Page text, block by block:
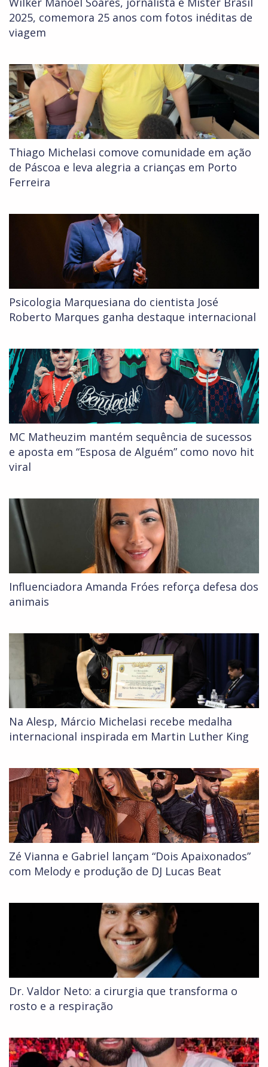
2025, comemora 25 anos com fotos inéditas de
viagem
Thiago Michelasi comove comunidade em ação
de Páscoa e leva alegria a crianças em Porto
Ferreira
Psicologia Marquesiana do cientista José
Roberto Marques ganha destaque internacional
MC Matheuzim mantém sequência de sucessos
e aposta em “Esposa de Alguém” como novo hit
viral
Influenciadora Amanda Fróes reforça defesa dos
animais
Na Alesp, Márcio Michelasi recebe medalha
internacional inspirada em Martin Luther King
Zé Vianna e Gabriel lançam “Dois Apaixonados”
com Melody e produção de DJ Lucas Beat
Dr. Valdor Neto: a cirurgia que transforma o
rosto e a respiração